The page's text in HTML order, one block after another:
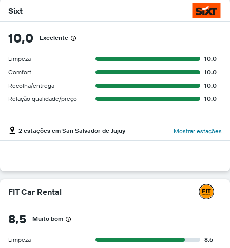
Sixt
10,0 Excelente
Limpeza
10.0
Comfort
10.0
Recolha/entrega
10.0
Relação qualidade/preço
10.0
2 estações em San Salvador de Jujuy Mostrar estações
FIT Car Rental
8,5 Muito bom
Limpeza
8.5